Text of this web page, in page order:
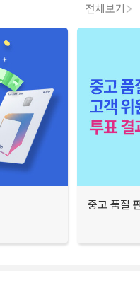
전체보기
중고 품질